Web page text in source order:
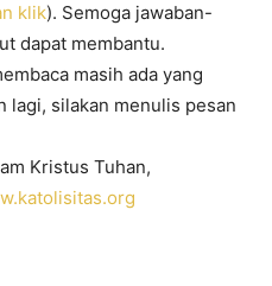
klik). Semoga jawaban-
dapat membantu.
masih ada yang
lagi, silakan menulis pesan
Kristus Tuhan,